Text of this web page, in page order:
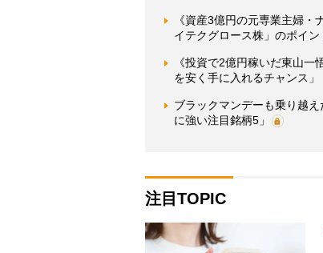
《資産3億円の元専業主婦
イテクグロース株」のポイン
《投資で2億円稼いだ東山
を安く手に入れるチャンス
ブラックマンデーも乗り越
に強い注目銘柄5」
注目TOPIC